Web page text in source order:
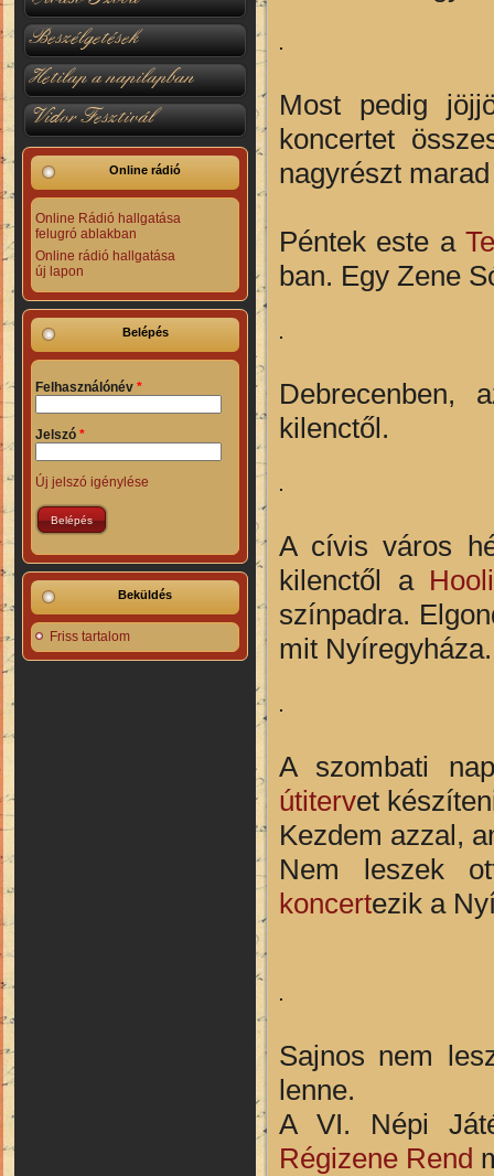
Beszélgetések
Hetilap a napilapban
Vidor Fesztivál
Online rádió
Online Rádió hallgatása
felugró ablakban
Online rádió hallgatása
új lapon
Belépés
Felhasználónév *
Jelszó *
Új jelszó igénylése
Beküldés
Friss tartalom
Most pedig
koncertet
nagyrészt
Péntek este a
ban. Egy Zene
Debrecenben,
kilenctől.
A cívis város
kilenctől a
színpadra.
mit Nyíregyháza.
A szombati
útitervet
Kezdem azzal,
Nem leszek
koncertezik a
Sajnos nem
lenne.
A VI. Népi
Régizene Rend